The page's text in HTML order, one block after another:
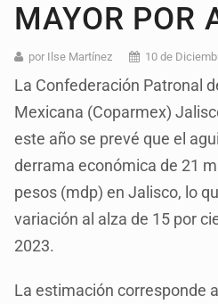
MAYOR POR
por Ilse Martínez 10 de
La Confederación Patronal
Mexicana (Coparmex)
este año se prevé que el
derrama económica de 21
pesos (mdp) en Jalisco, lo
variación al alza de 15 por
2023.
La estimación corresponde